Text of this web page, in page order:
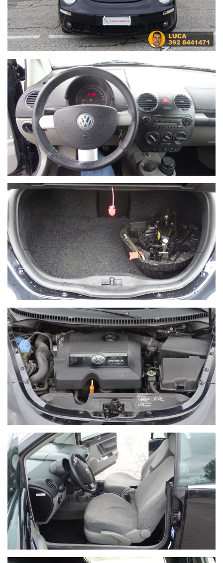
NON HAI TROVATO L'AUTO CHE CERCHI?
Compila il modulo e ti contatteremo appena l'auto che cerchi
sarà disponibile